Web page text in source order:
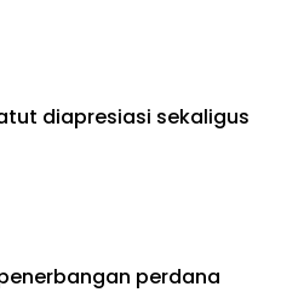
diapresiasi sekaligus
perdana